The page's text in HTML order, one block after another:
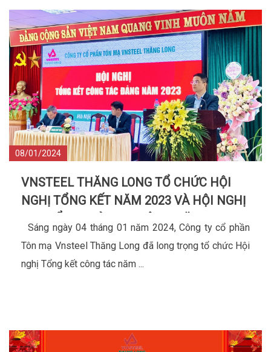
08/01/2024
VNSTEEL THĂNG LONG TỔ CHỨC HỘI
NGHỊ TỔNG KẾT NĂM 2023 VÀ HỘI NGHỊ
ĐẠI BIỂU NGƯỜI LAO ĐỘNG NĂM 2024
Sáng ngày 04 tháng 01 năm 2024, Công ty cổ phần
Tôn mạ Vnsteel Thăng Long đã long trọng tổ chức Hội
nghị Tổng kết công tác năm ...